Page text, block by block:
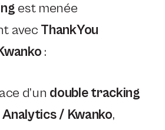
est menée
avec ThankYou
:
d’un double tracking
Analytics / Kwanko,